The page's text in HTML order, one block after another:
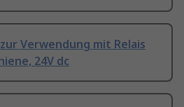
Verwendung mit Relais
24V dc